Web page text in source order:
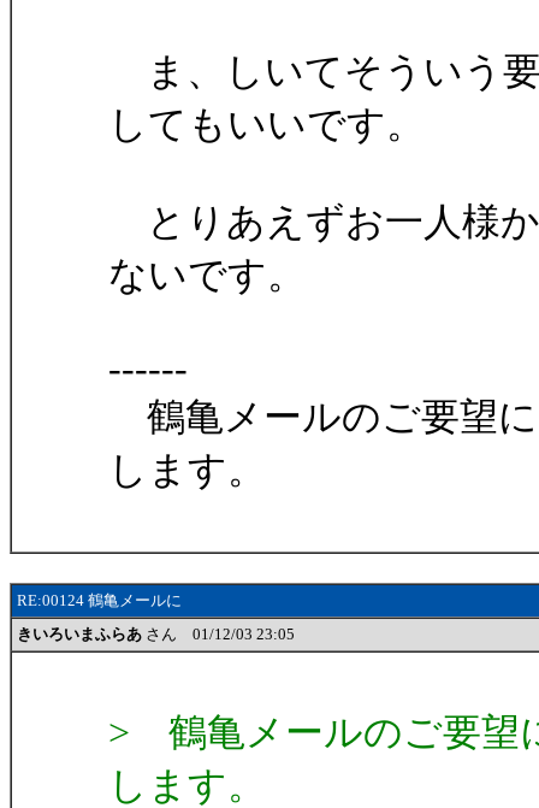
ま、しいてそういう
してもいいです。
とりあえずお一人様
ないです。
------
鶴亀メールのご要望
します。
RE:00124 鶴亀メールに
きいろいまふらあ さん 01/12/03 23:05
> 鶴亀メールのご要望
します。